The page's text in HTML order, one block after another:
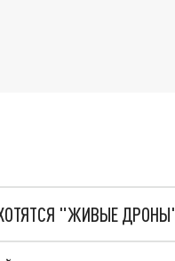
"ЖИВЫЕ